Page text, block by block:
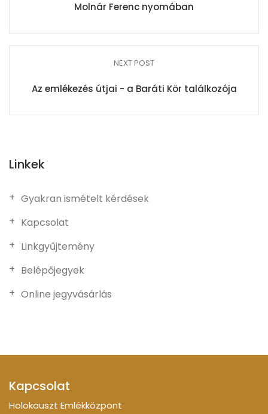
Molnár Ferenc nyomában
NEXT POST
Az emlékezés útjai - a Baráti Kör találkozója
Linkek
Gyakran ismételt kérdések
Kapcsolat
Linkgyűjtemény
Belépőjegyek
Online jegyvásárlás
Kapcsolat
Holokauszt Emlékközpont